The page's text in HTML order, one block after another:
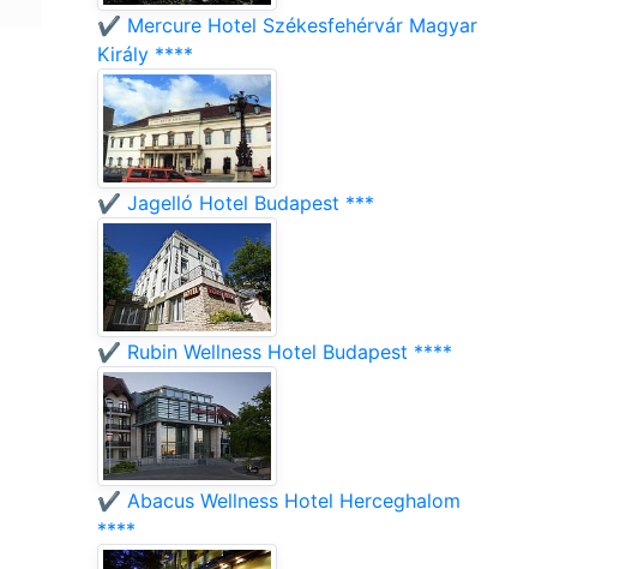
✔️ Mercure Hotel Székesfehérvár Magyar
Király ****
✔️ Jagelló Hotel Budapest ***
✔️ Rubin Wellness Hotel Budapest ****
✔️ Abacus Wellness Hotel Herceghalom
****